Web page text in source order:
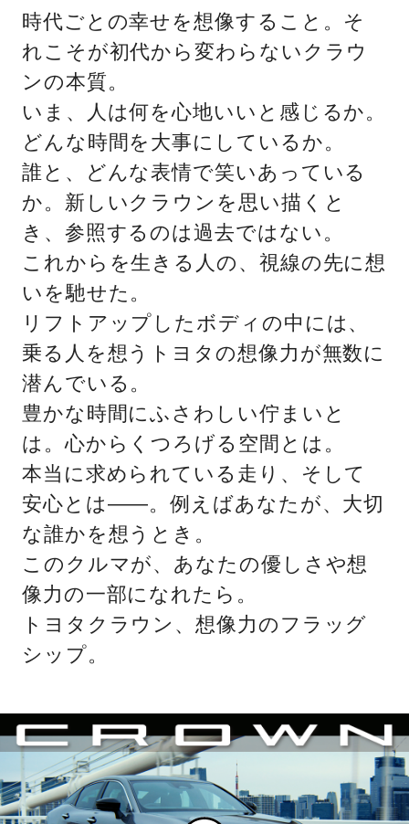
時代ごとの幸せを想像すること。そ
れこそが初代から変わらないクラウ
ンの本質。
いま、人は何を心地いいと感じるか。
どんな時間を大事にしているか。
誰と、どんな表情で笑いあっている
か。新しいクラウンを思い描くと
き、参照するのは過去ではない。
これからを生きる人の、視線の先に想
いを馳せた。
リフトアップしたボディの中には、
乗る人を想うトヨタの想像力が無数に
潜んでいる。
豊かな時間にふさわしい佇まいと
は。心からくつろげる空間とは。
本当に求められている走り、そして
安心とは——。例えばあなたが、大切
な誰かを想うとき。
このクルマが、あなたの優しさや想
像力の一部になれたら。
トヨタクラウン、想像力のフラッグ
シップ。